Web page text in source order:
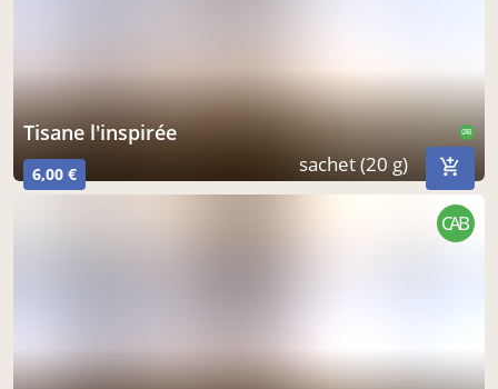
tisane l'inspirée CAB
6,00 € sachet (20 g)
CAB